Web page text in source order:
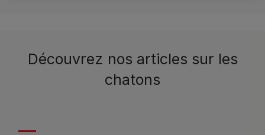
Découvrez nos articles sur les
chatons